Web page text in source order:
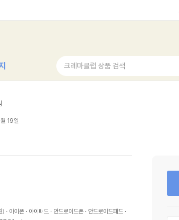
크레마클럽 상품 검색
19일
) 아이폰 아이패드 안드로이드폰
안드로이드패드